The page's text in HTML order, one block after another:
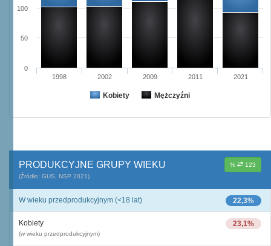
Kobiety Mężczyźni
1998 2002 2009 2011 2021
0
50
100
% 123
PRODUKCYJNE GRUPY WIEKU
(Źródło: GUS, NSP 2021)
22,3%
W wieku przedprodukcyjnym (<18 lat)
23,1%
Kobiety
(w wieku przedprodukcyjnym)